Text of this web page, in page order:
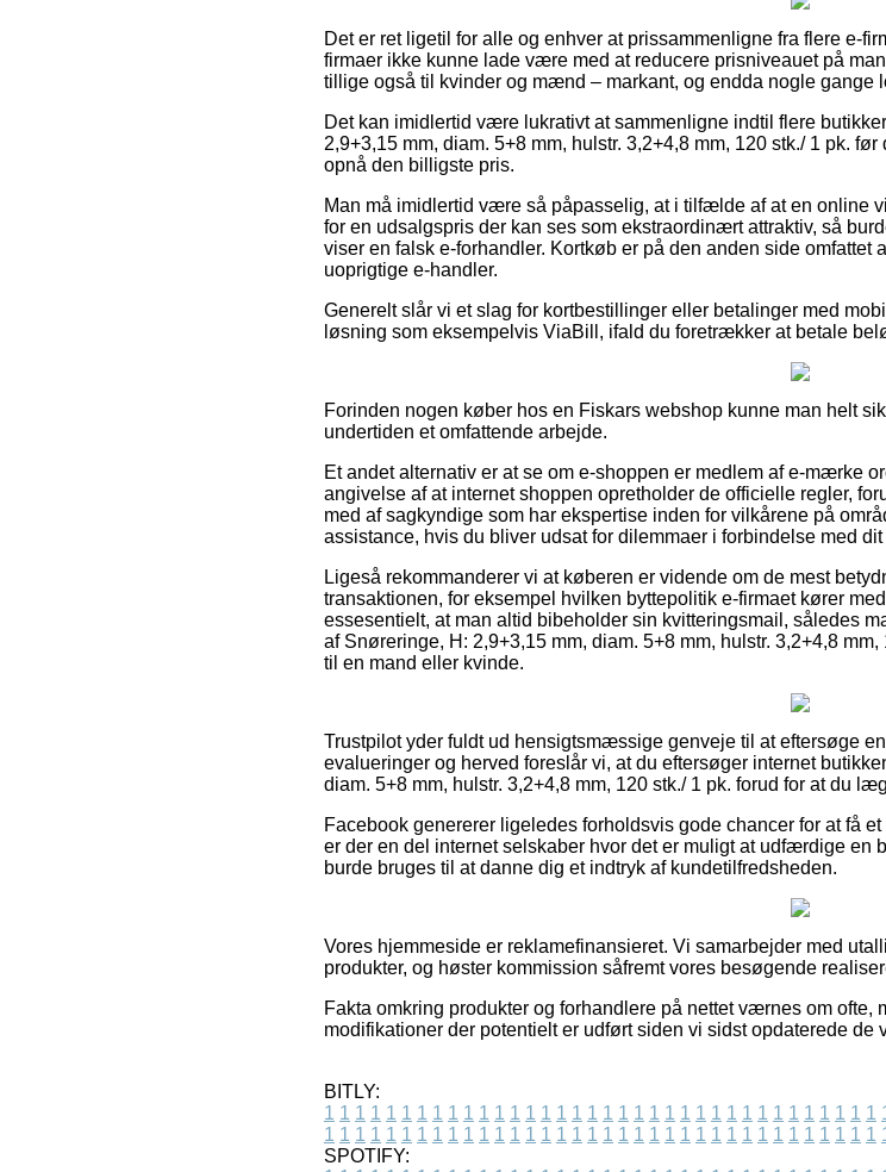
Det er ret ligetil for alle og enhver at prissammenligne fra flere e-
firmaer ikke kunne lade være med at reducere prisniveauet på
tillige også til kvinder og mænd – markant, og endda nogle gange
Det kan imidlertid være lukrativt at sammenligne indtil flere
2,9+3,15 mm, diam. 5+8 mm, hulstr. 3,2+4,8 mm, 120 stk./ 1 pk.
opnå den billigste pris.
Man må imidlertid være så påpasselig, at i tilfælde af at en online
for en udsalgspris der kan ses som ekstraordinært attraktiv, så
viser en falsk e-forhandler. Kortkøb er på den anden side omfattet
uoprigtige e-handler.
Generelt slår vi et slag for kortbestillinger eller betalinger med
løsning som eksempelvis ViaBill, ifald du foretrækker at betale
Forinden nogen køber hos en Fiskars webshop kunne man helt
undertiden et omfattende arbejde.
Et andet alternativ er at se om e-shoppen er medlem af e-mærke
angivelse af at internet shoppen opretholder de officielle regler,
med af sagkyndige som har ekspertise inden for vilkårene på
assistance, hvis du bliver udsat for dilemmaer i forbindelse med
Ligeså rekommanderer vi at køberen er vidende om de mest
transaktionen, for eksempel hvilken byttepolitik e-firmaet kører
essesentielt, at man altid bibeholder sin kvitteringsmail, således
af Snøreringe, H: 2,9+3,15 mm, diam. 5+8 mm, hulstr. 3,2+4,8
til en mand eller kvinde.
Trustpilot yder fuldt ud hensigtsmæssige genveje til at eftersøge
evalueringer og herved foreslår vi, at du eftersøger internet
diam. 5+8 mm, hulstr. 3,2+4,8 mm, 120 stk./ 1 pk. forud for at du
Facebook genererer ligeledes forholdsvis gode chancer for at få
er der en del internet selskaber hvor det er muligt at udfærdige en
burde bruges til at danne dig et indtryk af kundetilfredsheden.
Vores hjemmeside er reklamefinansieret. Vi samarbejder med
produkter, og høster kommission såfremt vores besøgende
Fakta omkring produkter og forhandlere på nettet værnes om ofte,
modifikationer der potentielt er udført siden vi sidst opdaterede de
BITLY:
1 1 1 1 1 1 1 1 1 1 1 1 1 1 1 1 1 1 1 1 1 1 1 1 1 1 1 1 1 1 1 1 1 1 1 1
1 1 1 1 1 1 1 1 1 1 1 1 1 1 1 1 1 1 1 1 1 1 1 1 1 1 1 1 1 1 1 1 1 1 1 1
SPOTIFY: